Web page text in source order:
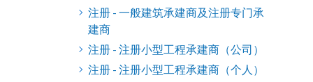
注册 - 一般建筑承建商及注册专门承
建商
注册 - 注册小型工程承建商（公司）
注册 - 注册小型工程承建商（个人）